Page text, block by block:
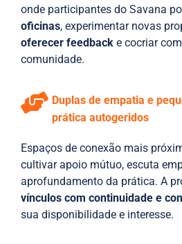
onde participantes do Savana
oficinas, experimentar novas
oferecer feedback e cocriar
comunidade.
Duplas de empatia e
prática autogeridos
Espaços de conexão mais
cultivar apoio mútuo, escuta
aprofundamento da prática. A
vínculos com continuidade e
sua disponibilidade e interesse.